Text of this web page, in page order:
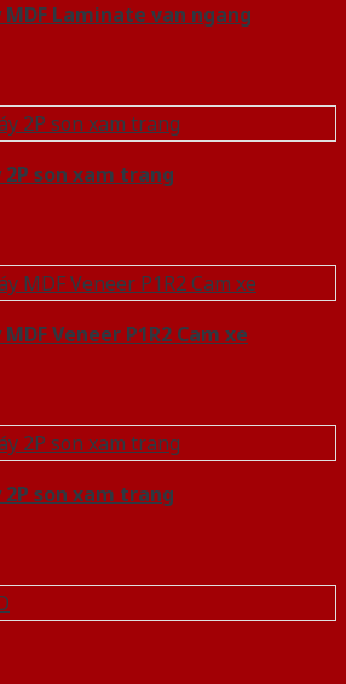
MDF Laminate van ngang
2P son xam trang
Veneer P1R2 Cam xe
2P son xam trang